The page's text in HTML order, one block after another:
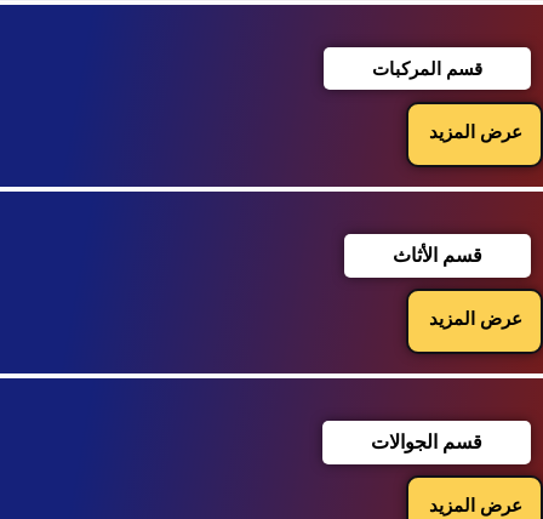
قسم المركبات
عرض المزيد
قسم الأثاث
عرض المزيد
قسم الجوالات
عرض المزيد